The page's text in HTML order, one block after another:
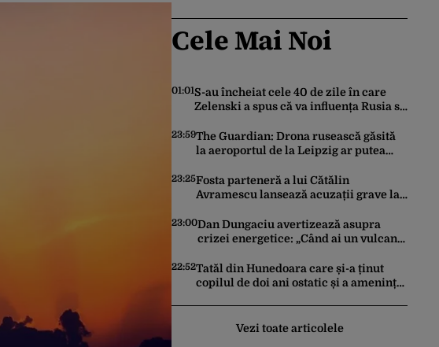
Cele Mai Noi
01:01S-au încheiat cele 40 de zile în care
Zelenski a spus că va influența Rusia să
operațiunea Kievului
23:59The Guardian: Drona rusească găsită
la aeroportul de la Leipzig ar putea
tensiunilor NATO-Rusia
23:25Fosta parteneră a lui Cătălin
Avramescu lansează acuzații grave la
sesizat DIICOT: „Făcea baie complet
dezbrăcat cu copiii”. Fostul consilier
23:00Dan Dungaciu avertizează asupra
crizei energetice: „Când ai un vulcan
leucoplast”
22:52Tatăl din Hunedoara care și-a ținut
copilul de doi ani ostatic și a amenințat
Vezi toate articolele